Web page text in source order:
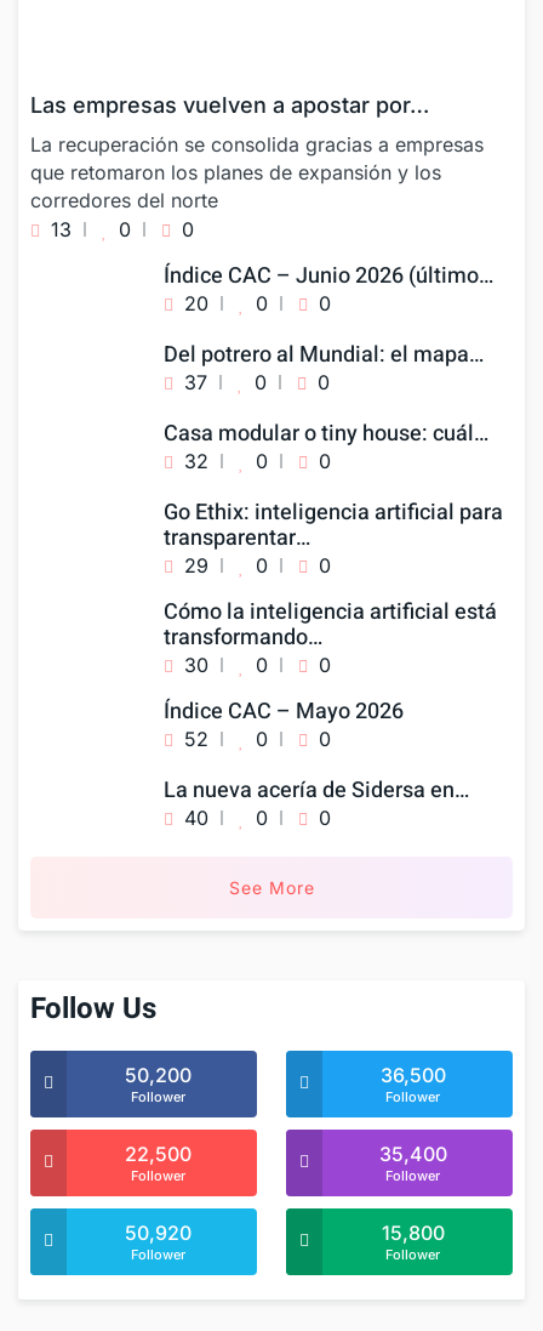
Las empresas vuelven a apostar por…
La recuperación se consolida gracias a empresas
que retomaron los planes de expansión y los
corredores del norte
13
0 0
Índice CAC – Junio 2026 (último…
20 0 0
Del potrero al Mundial: el mapa…
37 0 0
Casa modular o tiny house: cuál…
32 0 0
Go Ethix: inteligencia artificial para
transparentar…
29 0 0
Cómo la inteligencia artificial está
transformando…
30 0 0
Índice CAC – Mayo 2026
52 0 0
La nueva acería de Sidersa en…
40 0 0
See More
Follow Us
50,200
Follower
36,500
Follower
22,500
Follower
35,400
Follower
50,920
Follower
15,800
Follower